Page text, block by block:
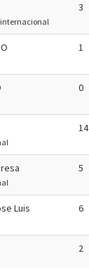
3
1
0
14
5
Luis 6
2